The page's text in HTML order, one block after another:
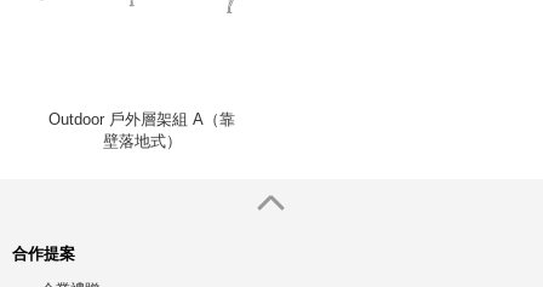
Outdoor 戶外層架組 A（靠
壁落地式）
合作提案